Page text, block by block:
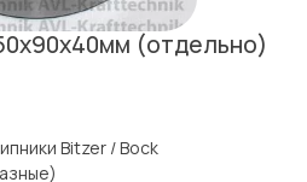
(отдельно)
Bitzer / Bock